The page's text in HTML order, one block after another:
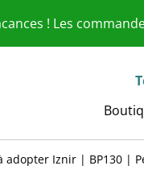
! Les
adopter Iznir | BP130 |